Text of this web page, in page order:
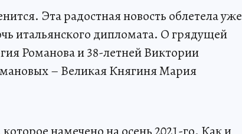
Эта радостная новость облетела уже
итальянского дипломата. О грядущей
Романова и 38-летней Виктории
– Великая Княгиня Мария